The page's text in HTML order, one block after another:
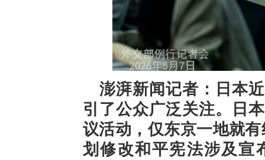
澎湃新闻记者：日本
引了公众广泛关注。日
议活动，仅东京一地就
划修改和平宪法涉及宣